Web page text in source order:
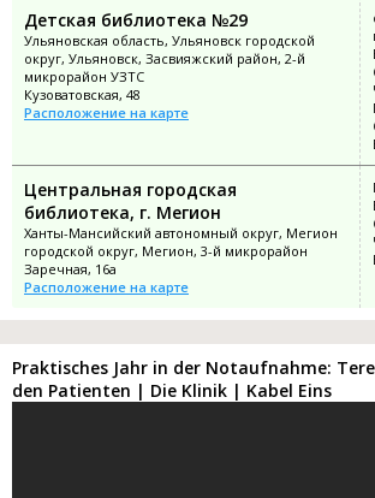
Детская библиотека №29
Ульяновская область, Ульяновск городской
округ, Ульяновск, Засвияжский район, 2-й
микрорайон УЗТС
Кузоватовская, 48
Расположение на карте
Центральная городская
библиотека, г. Мегион
Ханты-Мансийский автономный округ, Мегион
городской округ, Мегион, 3-й микрорайон
Заречная, 16а
Расположение на карте
Praktisches Jahr in der Notaufnahme:
den Patienten | Die Klinik | Kabel Eins